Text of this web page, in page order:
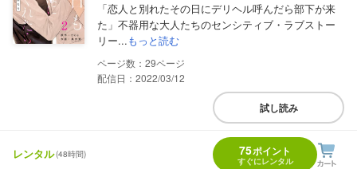
「恋人と別れたその日にデリヘル呼んだら部下が来
た」不器用な大人たちのセンシティブ・ラブストー
リー...もっと読む
29
配信日：2022/03/12
試し読み
レンタル(48時間) 75ポイント
すぐにレンタル